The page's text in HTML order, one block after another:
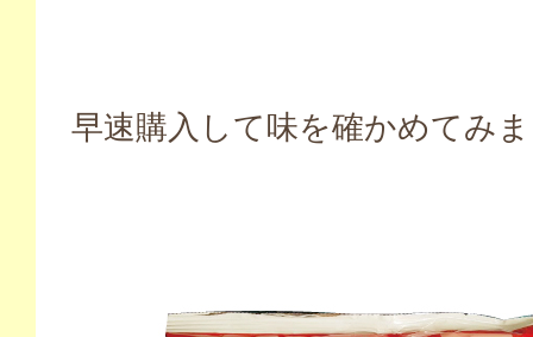
早速購入して味を確かめてみ